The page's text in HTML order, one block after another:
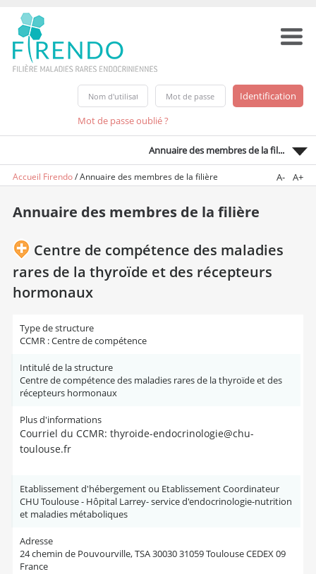
Mot de passe oublié ?
Annuaire des membres de la fil...
Accueil Firendo/Annuaire des membres de la filière A- A+
Annuaire des membres de la filière
Centre de compétence des maladies
rares de la thyroïde et des récepteurs
hormonaux
Type de structure
CCMR : Centre de compétence
Intitulé de la structure
Centre de compétence des maladies rares de la thyroïde et des
récepteurs hormonaux
Plus d'informations
Courriel du CCMR: thyroide-endocrinologie@chu-
toulouse.fr
Etablissement d'hébergement ou Etablissement Coordinateur
CHU Toulouse - Hôpital Larrey- service d'endocrinologie-nutrition
et maladies métaboliques
Adresse
24 chemin de Pouvourville, TSA 30030 31059 Toulouse CEDEX 09
France